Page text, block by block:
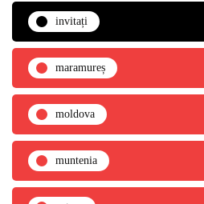
invitați
maramureș
moldova
muntenia